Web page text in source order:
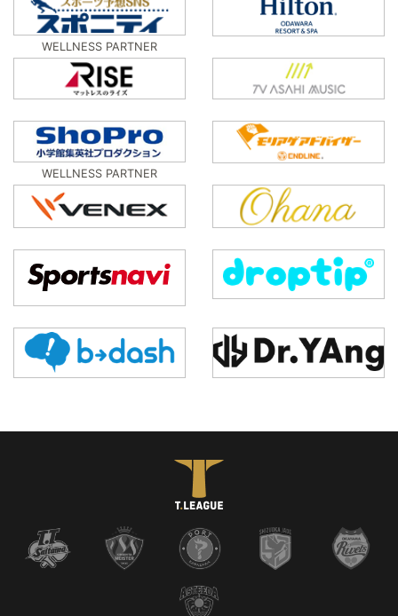
WELLNESS PARTNER
WELLNESS PARTNER